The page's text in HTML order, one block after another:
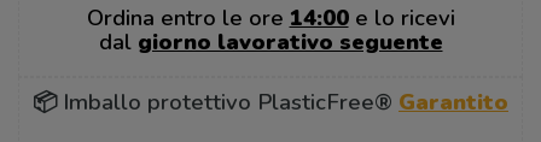
Ordina entro le ore 14:00e lo ricevi
dal giorno lavorativo seguente
📦 Imballo protettivo PlasticFree® Garantito